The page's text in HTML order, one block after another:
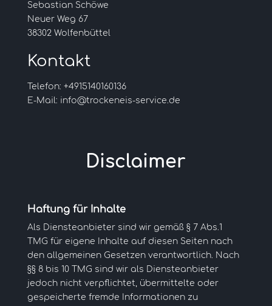
Sebastian Schöwe
Neuer Weg 67
38302 Wolfenbüttel
Kontakt
Telefon: +4915140160136
E-Mail: info@trockeneis-service.de
Disclaimer
Haftung für Inhalte
Als Diensteanbieter sind wir gemäß § 7 Abs.1
TMG für eigene Inhalte auf diesen Seiten nach
den allgemeinen Gesetzen verantwortlich. Nach
§§ 8 bis 10 TMG sind wir als Diensteanbieter
jedoch nicht verpflichtet, übermittelte oder
gespeicherte fremde Informationen zu